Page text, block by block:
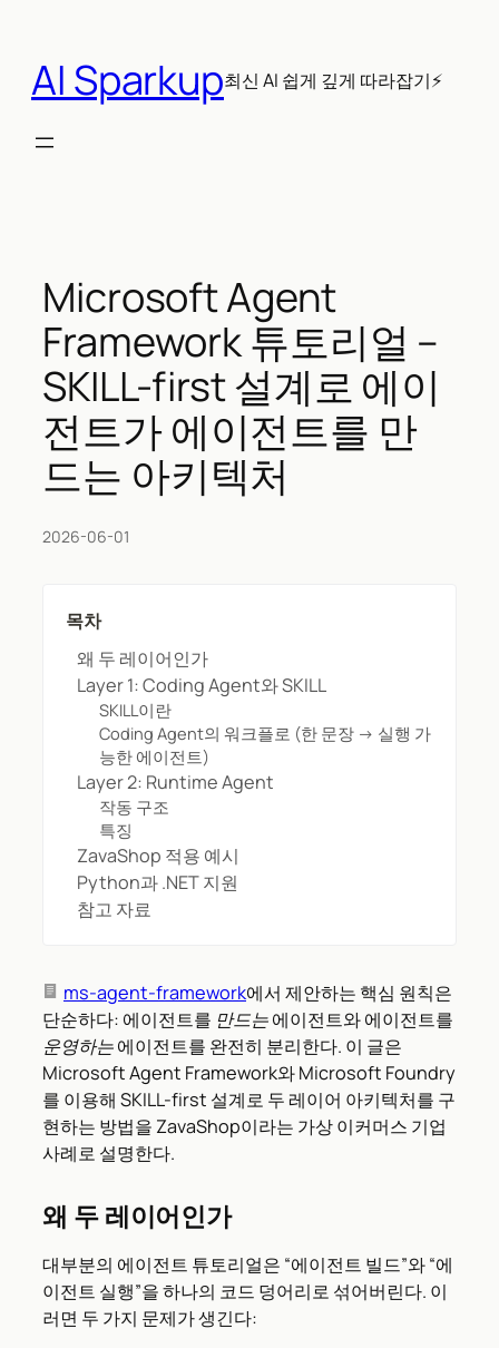
AI Sparkup최신 AI 쉽게 깊게 따라잡기⚡
Microsoft Agent
Framework 튜토리얼 –
SKILL-first 설계로 에이
전트가 에이전트를 만
드는 아키텍처
2026-06-01
목차
왜 두 레이어인가
Layer 1: Coding Agent와 SKILL
SKILL이란
Coding Agent의 워크플로 (한 문장 → 실행 가
능한 에이전트)
Layer 2: Runtime Agent
작동 구조
특징
ZavaShop 적용 예시
Python과 .NET 지원
참고 자료
ms-agent-framework에서 제안하는 핵심 원칙은
단순하다: 에이전트를 만드는에이전트와 에이전트를
운영하는에이전트를 완전히 분리한다. 이 글은
Microsoft Agent Framework와 Microsoft Foundry
를 이용해 SKILL-first 설계로 두 레이어 아키텍처를 구
현하는 방법을 ZavaShop이라는 가상 이커머스 기업
사례로 설명한다.
왜 두 레이어인가
대부분의 에이전트 튜토리얼은 “에이전트 빌드”와 “에
이전트 실행”을 하나의 코드 덩어리로 섞어버린다. 이
러면 두 가지 문제가 생긴다: